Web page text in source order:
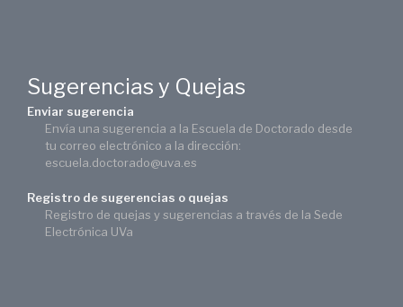
Sugerencias y Quejas
Enviar sugerencia
Envía una sugerencia a la Escuela de Doctorado desde
tu correo electrónico a la dirección:
escuela.doctorado@uva.es
Registro de sugerencias o quejas
Registro de quejas y sugerencias a través de la Sede
Electrónica UVa